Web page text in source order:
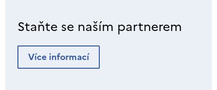
Staňte se naším partnerem
Více informací